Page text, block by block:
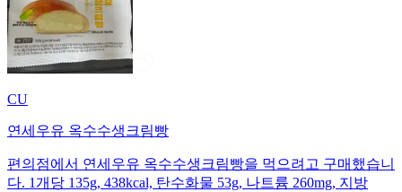
CU
연세우유 옥수수생크림빵
편의점에서 연세우유 옥수수생크림빵을 먹으려고 구매했습니
다. 1개당 135g, 438kcal, 탄수화물 53g, 나트륨 260mg, 지방